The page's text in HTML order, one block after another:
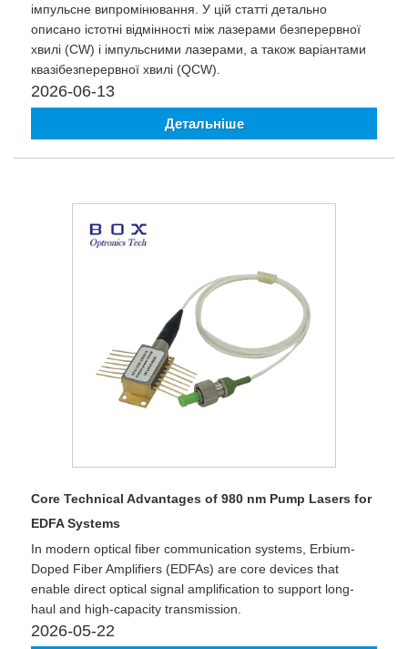
імпульсне випромінювання. У цій статті детально
описано істотні відмінності між лазерами безперервної
хвилі (CW) і імпульсними лазерами, а також варіантами
квазібезперервної хвилі (QCW).
2026-06-13
Детальніше
Core Technical Advantages of 980 nm Pump Lasers for
EDFA Systems
In modern optical fiber communication systems, Erbium-
Doped Fiber Amplifiers (EDFAs) are core devices that
enable direct optical signal amplification to support long-
haul and high-capacity transmission.
2026-05-22